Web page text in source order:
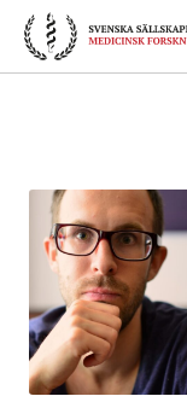
Skip
content